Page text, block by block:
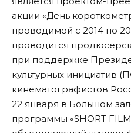
акции «День
проводимой с 2014 по
проводится
при поддержке
культурных инициатив
кинематографистов
22 января в Большом
программы «SHORT FILM